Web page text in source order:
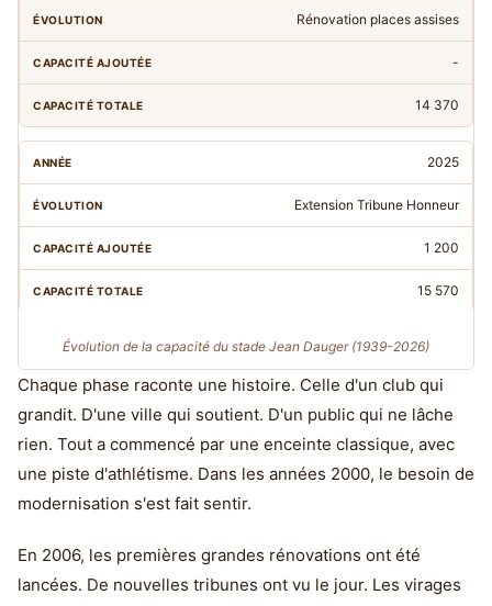
Évolution de la capacité du stade Jean Dauger (1939-2026)
Rénovation places assises
-
14 370
2025
Extension Tribune Honneur
1 200
15 570
Chaque phase raconte une histoire. Celle d'un club qui
grandit. D'une ville qui soutient. D'un public qui ne lâche
rien. Tout a commencé par une enceinte classique, avec
une piste d'athlétisme. Dans les années 2000, le besoin de
modernisation s'est fait sentir.
En 2006, les premières grandes rénovations ont été
lancées. De nouvelles tribunes ont vu le jour. Les virages